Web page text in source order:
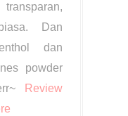
Dan
dan
powder
Review